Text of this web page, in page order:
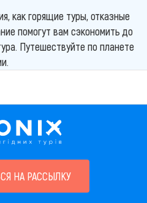
как горящие туры, отказные
помогут вам сэкономить до
Путешествуйте по планете
НА РАССЫЛКУ